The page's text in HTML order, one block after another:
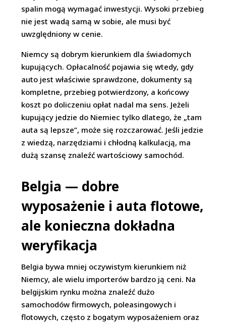
spalin mogą wymagać inwestycji. Wysoki przebieg
nie jest wadą samą w sobie, ale musi być
uwzględniony w cenie.
Niemcy są dobrym kierunkiem dla świadomych
kupujących. Opłacalność pojawia się wtedy, gdy
auto jest właściwie sprawdzone, dokumenty są
kompletne, przebieg potwierdzony, a końcowy
koszt po doliczeniu opłat nadal ma sens. Jeżeli
kupujący jedzie do Niemiec tylko dlatego, że „tam
auta są lepsze”, może się rozczarować. Jeśli jedzie
z wiedzą, narzędziami i chłodną kalkulacją, ma
dużą szansę znaleźć wartościowy samochód.
Belgia — dobre
wyposażenie i auta flotowe,
ale konieczna dokładna
weryfikacja
Belgia bywa mniej oczywistym kierunkiem niż
Niemcy, ale wielu importerów bardzo ją ceni. Na
belgijskim rynku można znaleźć dużo
samochodów firmowych, poleasingowych i
flotowych, często z bogatym wyposażeniem oraz